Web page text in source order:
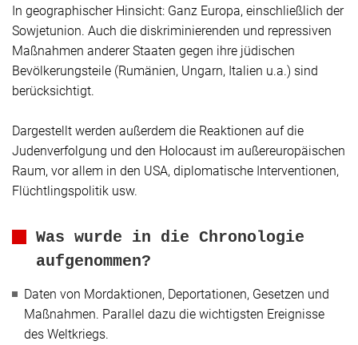
In geographischer Hinsicht: Ganz Europa, einschließlich der
Sowjetunion. Auch die diskriminierenden und repressiven
Maßnahmen anderer Staaten gegen ihre jüdischen
Bevölkerungsteile (Rumänien, Ungarn, Italien u.a.) sind
berücksichtigt.
Dargestellt werden außerdem die Reaktionen auf die
Judenverfolgung und den Holocaust im außereuropäischen
Raum, vor allem in den USA, diplomatische Interventionen,
Flüchtlingspolitik usw.
Was wurde in die Chronologie
aufgenommen?
Daten von Mordaktionen, Deportationen, Gesetzen und
Maßnahmen. Parallel dazu die wichtigsten Ereignisse
des Weltkriegs.